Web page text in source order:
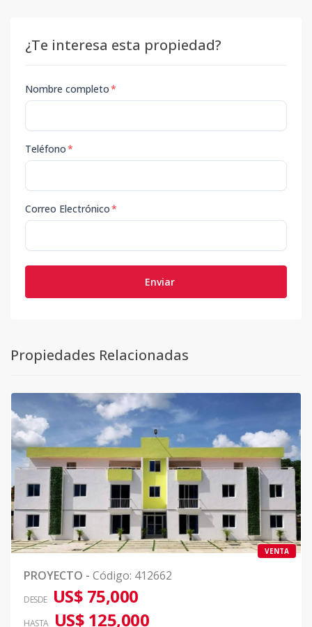
¿Te interesa esta propiedad?
Nombre completo*
Teléfono*
Correo Electrónico*
Enviar
Propiedades Relacionadas
VENTA
PROYECTO - Código: 412662
DESDE US$ 75,000
HASTA US$ 125,000